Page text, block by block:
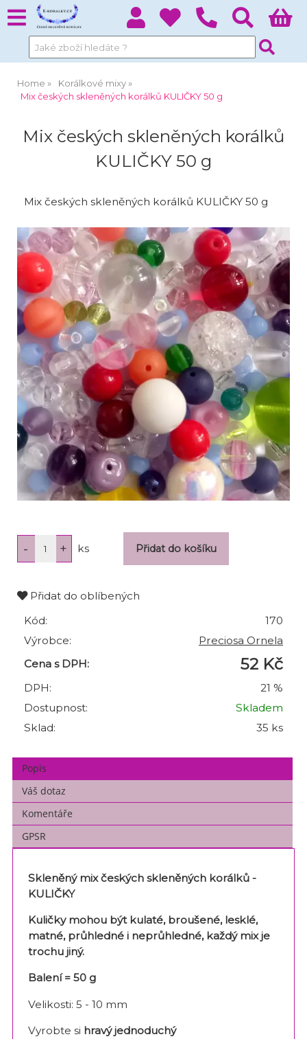
Home
Korálkové mixy
Mix českých skleněných korálků KULIČKY 50 g
Mix českých skleněných korálků
KULIČKY 50 g
Mix českých skleněných korálků KULIČKY 50 g
ks
Přidat do oblíbených
Kód:
170
Výrobce:
Preciosa Ornela
Cena s DPH:
52 Kč
DPH:
21 %
Dostupnost:
Skladem
Sklad:
35 ks
Popis
Váš dotaz
Komentáře
GPSR
Skleněný mix českých skleněných korálků -
KULIČKY
Kuličky mohou být kulaté, broušené, lesklé,
matné, průhledné i neprůhledné, každý mix je
trochu jiný.
Balení = 50 g
Velikosti: 5 - 10 mm
Vyrobte si hravý jednoduchý